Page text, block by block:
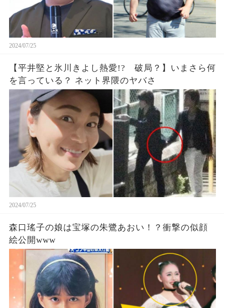
2024/07/25
【平井堅と氷川きよし熱愛!? 破局？】いまさら何
を言っている？ ネット界隈のヤバさ
2024/07/25
森口瑤子の娘は宝塚の朱鷺あおい！？衝撃の似顔
絵公開www